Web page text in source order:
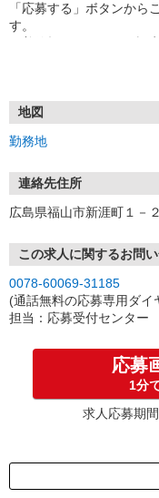
「応募する」ボタンから
す。
「toridoll-recruit.com」
面接ご案内のメールが届
お電話でのご応募も大歓迎
(10:00〜17:00/土日祝も
最短翌日面接も！面接は
友達同士の応募もOK！
※お盆期間中は店舗によ
ただく場合があります。
(店舗NO..110857)
地図
勤務地
連絡先住所
広島県福山市新涯町１－
この求人に関するお問
0078-60069-31185
(通話無料の応募専用ダイ
担当：応募受付センター
応募
1分
求人応募期